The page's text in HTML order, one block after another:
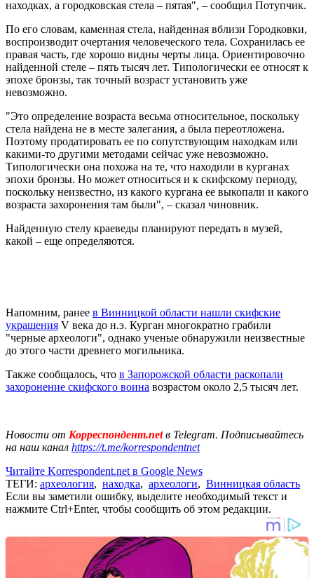
находках, а городковская стела – пятая", – сообщил Потупчик.
По его словам, каменная стела, найденная вблизи Городковки,
воспроизводит очертания человеческого тела. Сохранилась ее
правая часть, где хорошо видны черты лица. Ориентировочно
найденной стеле – пять тысяч лет. Типологически ее относят к
эпохе бронзы, так точный возраст установить уже
невозможно.
"Это определение возраста весьма относительное, поскольку
стела найдена не в месте залегания, а была переотложена.
Поэтому продатировать ее по сопутствующим находкам или
какими-то другими методами сейчас уже невозможно.
Типологически она похожа на те, что находили в курганах
эпохи бронзы. Но может относиться и к скифскому периоду,
поскольку неизвестно, из какого кургана ее выкопали и какого
возраста захоронения там были", – сказал чиновник.
Найденную стелу краеведы планируют передать в музей,
какой – еще определяются.
Напомним, ранее в Винницкой области нашли скифские
украшения V века до н.э. Курган многократно грабили
"черные археологи", однако ученые обнаружили неизвестные
до этого части древнего могильника.
Также сообщалось, что в Запорожской области раскопали
захоронение скифского воина возрастом около 2,5 тысяч лет.
Новости от Корреспондент.netв Telegram. Подписывайтесь
на наш канал https://t.me/korrespondentnet
Читайте Korrespondent.net в Google News
ТЕГИ: археология, находка, археологи, Винницкая область
Если вы заметили ошибку, выделите необходимый текст и
нажмите Ctrl+Enter, чтобы сообщить об этом редакции.